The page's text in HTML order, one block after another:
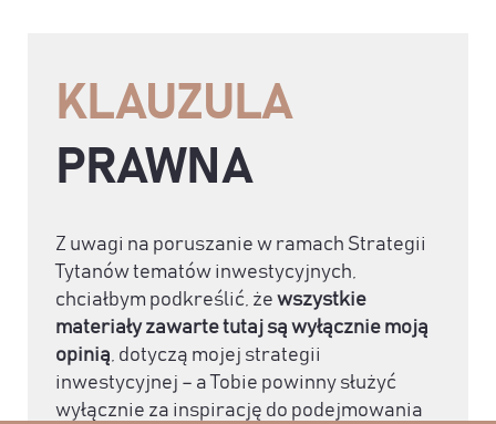
KLAUZULA
PRAWNA
Z uwagi na poruszanie w ramach Strategii
Tytanów tematów inwestycyjnych,
chciałbym podkreślić, że wszystkie
materiały zawarte tutaj są wyłącznie moją
opinią, dotyczą mojej strategii
inwestycyjnej – a Tobie powinny służyć
wyłącznie za inspirację do podejmowania